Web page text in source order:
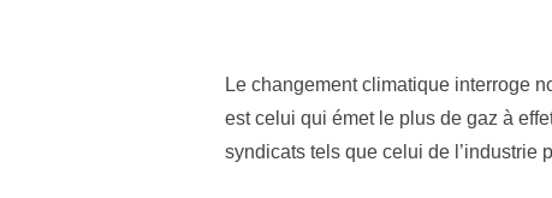
Le changement climatique interroge
est celui qui émet le plus de gaz à
syndicats tels que celui de l’industrie